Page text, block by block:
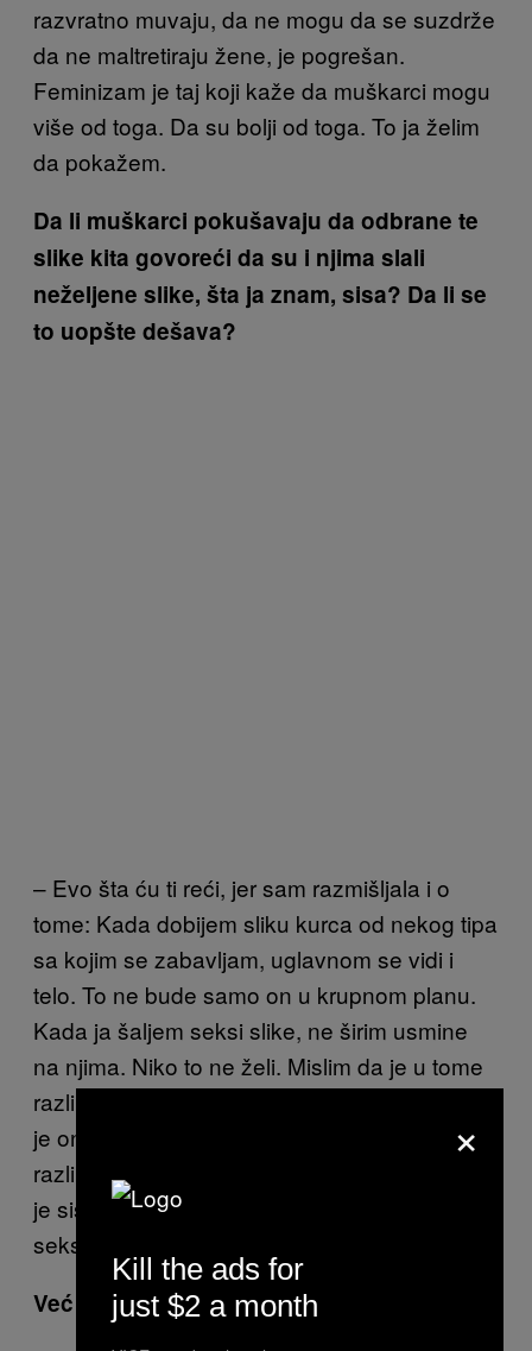
razvratno muvaju, da ne mogu da se suzdrže
da ne maltretiraju žene, je pogrešan.
Feminizam je taj koji kaže da muškarci mogu
više od toga. Da su bolji od toga. To ja želim
da pokažem.
Da li muškarci pokušavaju da odbrane te
slike kita govoreći da su i njima slali
neželjene slike, šta ja znam, sisa? Da li se
to uopšte dešava?
– Evo šta ću ti reći, jer sam razmišljala i o
tome: Kada dobijem sliku kurca od nekog tipa
sa kojim se zabavljam, uglavnom se vidi i
telo. To ne bude samo on u krupnom planu.
Kada ja šaljem seksi slike, ne širim usmine
na njima. Niko to ne želi. Mislim da je u tome
razlika. Oni se fokusiraju samo na penis, a to
je ono što je agresivno. Ne mislim da postoji
razlika da li fotku šalje muškarac ili žena. To
je sistematski. Nije da žene ne mogu
seksualno da uznemiravaju muškarce…
Već je to jednostavno drugačije.
×
Kill the ads for
just $2 a month